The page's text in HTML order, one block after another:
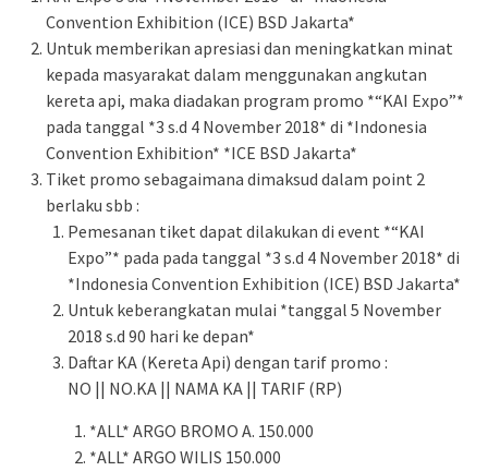
Convention Exhibition (ICE) BSD Jakarta*
Untuk memberikan apresiasi dan meningkatkan minat
kepada masyarakat dalam menggunakan angkutan
kereta api, maka diadakan program promo *“KAI Expo”*
pada tanggal *3 s.d 4 November 2018* di *Indonesia
Convention Exhibition* *ICE BSD Jakarta*
Tiket promo sebagaimana dimaksud dalam point 2
berlaku sbb :
Pemesanan tiket dapat dilakukan di event *“KAI
Expo”* pada pada tanggal *3 s.d 4 November 2018* di
*Indonesia Convention Exhibition (ICE) BSD Jakarta*
Untuk keberangkatan mulai *tanggal 5 November
2018 s.d 90 hari ke depan*
Daftar KA (Kereta Api) dengan tarif promo :
NO || NO.KA || NAMA KA || TARIF (RP)
*ALL* ARGO BROMO A. 150.000
*ALL* ARGO WILIS 150.000